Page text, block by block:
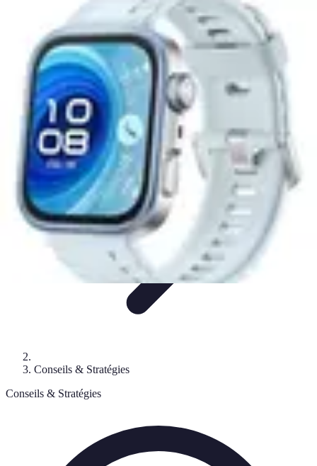
Tout sur le Padel
Entraînement et Techniques Techniques et
StratégiesÉquipementTendancesÉquipement et Terrain
Tout sur le Padel
Conseils & Stratégies
Conseils & Stratégies